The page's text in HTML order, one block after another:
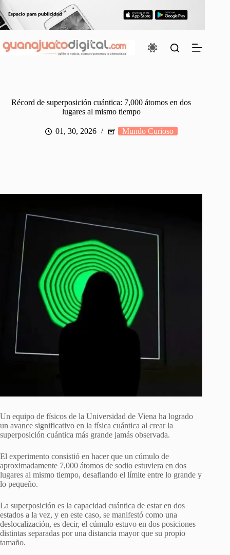
al
contenido
Récord de superposición cuántica: 7,000 átomos en dos
lugares al mismo tiempo
01, 30, 2026 Mundo Curioso
Un equipo de físicos de la Universidad de Viena ha logrado
un avance significativo en la física cuántica al crear la
superposición cuántica más grande jamás observada.
El experimento consistió en hacer que un cúmulo de
aproximadamente 7,000 átomos de sodio estuviera en dos
lugares al mismo tiempo, desafiando el límite entre lo grande y
lo pequeño.
La superposición es la capacidad cuántica de estar en dos
estados a la vez, y en este caso, se manifestó como una
deslocalización, es decir, el cúmulo estuvo en dos posiciones
distintas separadas por una distancia mayor que su propio
tamaño.